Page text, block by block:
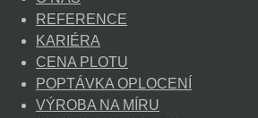
REFERENCE
KARIÉRA
CENA PLOTU
POPTÁVKA OPLOCENÍ
VÝROBA NA MÍRU